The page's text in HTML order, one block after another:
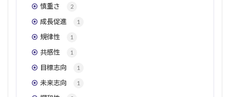
慎重さ 2
成長促進 1
規律性 1
共感性 1
目標志向 1
未来志向 1